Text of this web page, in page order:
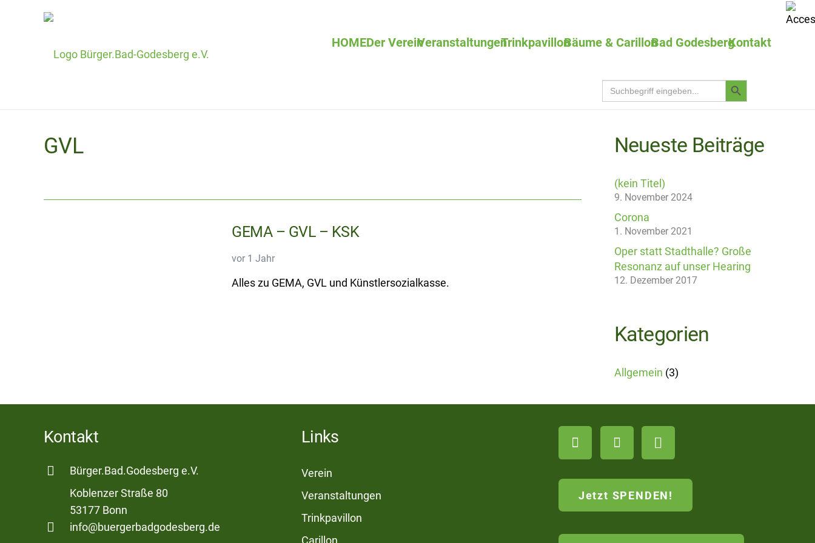
HOMEDer VereinVeranstaltungenTrinkpavillonBäume & CarillonBad GodesbergKontakt
Search
for:
Search
Button
GVL
GEMA – GVL – KSK
vor 1 Jahr
Alles zu GEMA, GVL und Künstlersozialkasse.
Neueste Beiträge
(kein Titel)
9. November 2024
Corona
1. November 2021
Oper statt Stadthalle? Große
Resonanz auf unser Hearing
12. Dezember 2017
Kategorien
Allgemein (3)
Kontakt
Bürger.Bad.Godesberg e.V.
Koblenzer Straße 80
53177 Bonn
info@buergerbadgodesberg.de
Links
Verein
Veranstaltungen
Trinkpavillon
Carillon
Jetzt SPENDEN!